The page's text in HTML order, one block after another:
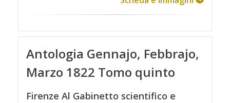
Antologia Gennajo, Febbrajo,
Marzo 1822 Tomo quinto
Firenze Al Gabinetto scientifico e